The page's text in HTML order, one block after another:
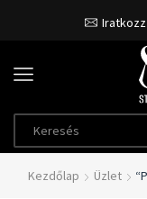
Kezdőlap Üzlet